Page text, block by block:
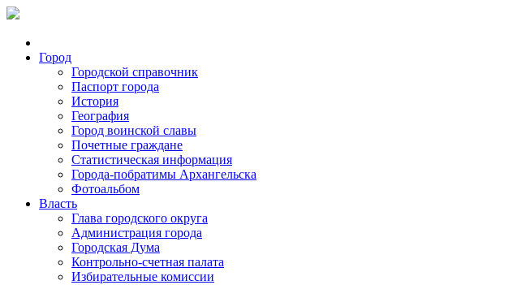
Город
Городской справочник
Паспорт города
История
География
Город воинской славы
Почетные граждане
Статистическая информация
Города-побратимы Архангельска
Фотоальбом
Власть
Глава городского округа
Администрация города
Городская Дума
Контрольно-счетная палата
Избирательные комиссии